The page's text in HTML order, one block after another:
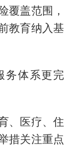
覆盖范围，
教育纳入基
体系更完
、医疗、住
措关注重点